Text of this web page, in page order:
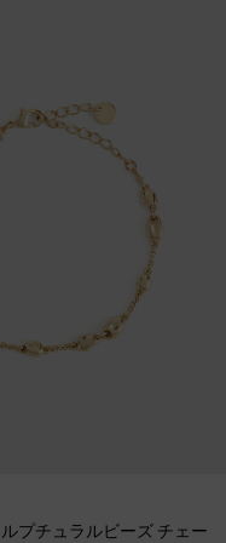
プチュラルビーズ チェー